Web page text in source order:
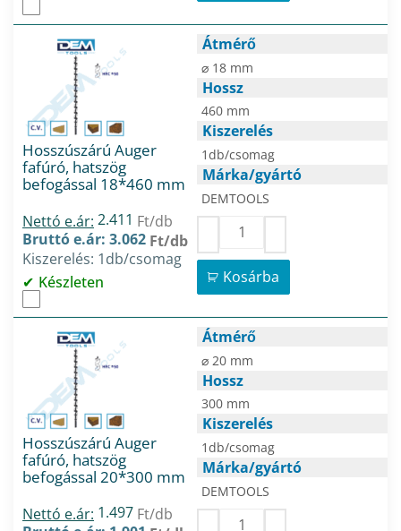
Hosszúszárú Auger
fafúró, hatszög
befogással 18*460 mm
Nettó e.ár: 2.411 Ft/db
Bruttó e.ár: 3.062 Ft/db
Kiszerelés: 1db/csomag
Készleten
Átmérő
⌀ 18 mm
Hossz
460 mm
Kiszerelés
1db/csomag
Márka/gyártó
DEMTOOLS
Kosárba
Hosszúszárú Auger
fafúró, hatszög
befogással 20*300 mm
Nettó e.ár: 1.497 Ft/db
Átmérő
⌀ 20 mm
Hossz
300 mm
Kiszerelés
1db/csomag
Márka/gyártó
DEMTOOLS